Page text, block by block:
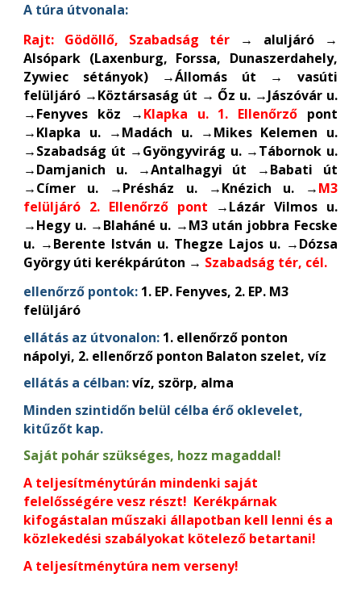
A túra útvonala:
Rajt: Gödöllő, Szabadság tér
→ aluljáró →
Alsópark (Laxenburg, Forssa, Dunaszerdahely,
Zywiec sétányok) →Állomás út → vasúti
felüljáró →Köztársaság út → Őz u. →Jászóvár u.
→Fenyves köz →Klapka u. 1. Ellenőrző pont
→Klapka u. →Madách u. →Mikes Kelemen u.
→Szabadság út →Gyöngyvirág u. →Tábornok u.
→Damjanich u. →Antalhagyi út →Babati út
→Címer u. →Présház u. →Knézich u. →M3
felüljáró 2. Ellenőrző pont
→Lázár Vilmos u.
→Hegy u. →Blaháné u. →M3 után jobbra Fecske
u. →Berente István u. Thegze Lajos u. →Dózsa
György úti kerékpárúton → Szabadság tér, cél.
ellenőrző pontok: 1. EP. Fenyves, 2. EP. M3
felüljáró
ellátás az útvonalon: 1. ellenőrző ponton
nápolyi, 2. ellenőrző ponton Balaton szelet, víz
ellátás a célban:víz, szörp, alma
Minden szintidőn belül célba érő oklevelet,
kitűzőt kap.
Saját pohár szükséges, hozz magaddal!
A teljesítménytúrán mindenki saját
felelősségére vesz részt! Kerékpárnak
kifogástalan műszaki állapotban kell lenni és a
közlekedési szabályokat kötelező betartani!
A teljesítménytúra nem verseny!